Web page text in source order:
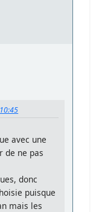
avec une
de ne pas
donc
puisque
mais les